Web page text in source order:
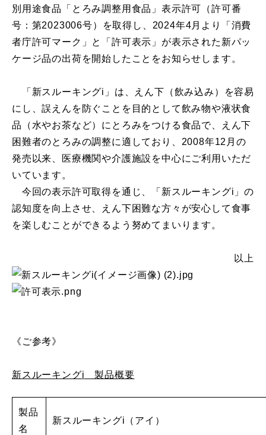
別用途食品「とろみ調整用食品」表示許可（許可番
号：第2023006号）を取得し、2024年4月より「消費
者庁許可マーク」と「許可表示」が表示された新パッ
ケージ品の出荷を開始したことをお知らせします。
「新スルーキングi」は、えん下（飲み込み）を容易
にし、誤えんを防ぐことを目的として飲み物や液状食
品（水やお茶など）にとろみをつける食品で、えん下
困難者のとろみの調整に適しており、2008年12月の
発売以来、医療機関や介護施設を中心にご利用いただ
いています。
今回の表示許可取得を通じ、「新スルーキングi」の
認知度を向上させ、えん下困難な方々が安心して食事
を楽しむことができるよう努めてまいります。
以上
《ご参考》
新スルーキングi 製品概要
製品
名
新スルーキングi（アイ）